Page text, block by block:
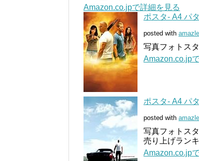
Amazon.co.jpで詳細を見る
ポスタ- A4 パ
posted with
写真フォトス
Amazon.co.jp
ポスタ- A4 パ
posted with
写真フォトス
売り上げラン
Amazon.co.jp